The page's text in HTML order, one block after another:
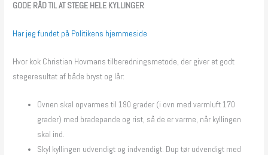
GODE RÅD TIL AT STEGE HELE KYLLINGER
Har jeg fundet på Politikens hjemmeside
Hvor kok Christian Hovmans tilberedningsmetode, der giver et godt
stegeresultat af både bryst og lår:
Ovnen skal opvarmes til 190 grader (i ovn med varmluft 170
grader) med bradepande og rist, så de er varme, når kyllingen
skal ind.
Skyl kyllingen udvendigt og indvendigt. Dup tør udvendigt med